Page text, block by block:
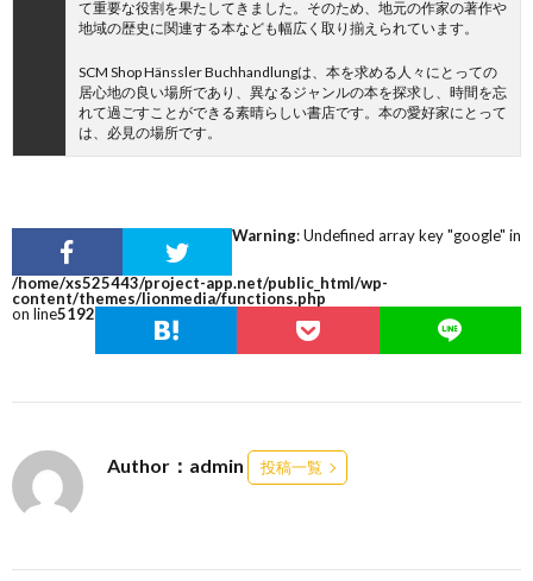
て重要な役割を果たしてきました。そのため、地元の作家の著作や
地域の歴史に関連する本なども幅広く取り揃えられています。
SCM Shop Hänssler Buchhandlungは、本を求める人々にとっての
居心地の良い場所であり、異なるジャンルの本を探求し、時間を忘
れて過ごすことができる素晴らしい書店です。本の愛好家にとって
は、必見の場所です。
Warning: Undefined array key "google" in
/home/xs525443/project-app.net/public_html/wp-
content/themes/lionmedia/functions.php
on line5192
Author：admin 投稿一覧